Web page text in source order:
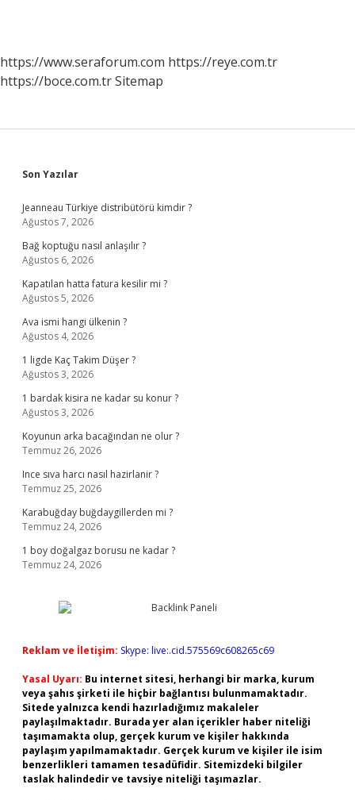
https://www.seraforum.com https://reye.com.tr
https://boce.com.trSitemap
Sidebar
Son Yazılar
Jeanneau Türkiye distribütörü kimdir ?
Ağustos 7, 2026
Bağ koptuğu nasıl anlaşılır ?
Ağustos 6, 2026
Kapatılan hatta fatura kesilir mi ?
Ağustos 5, 2026
Ava ismi hangi ülkenin ?
Ağustos 4, 2026
1 ligde Kaç Takim Düşer ?
Ağustos 3, 2026
1 bardak kisira ne kadar su konur ?
Ağustos 3, 2026
Koyunun arka bacağından ne olur ?
Temmuz 26, 2026
Ince sıva harcı nasıl hazirlanir ?
Temmuz 25, 2026
Karabuğday buğdaygillerden mi ?
Temmuz 24, 2026
1 boy doğalgaz borusu ne kadar ?
Temmuz 24, 2026
Reklam ve İletişim: Skype: live:.cid.575569c608265c69
Yasal Uyarı: Bu internet sitesi, herhangi bir marka, kurum
veya şahıs şirketi ile hiçbir bağlantısı bulunmamaktadır.
Sitede yalnızca kendi hazırladığımız makaleler
paylaşılmaktadır. Burada yer alan içerikler haber niteliği
taşımamakta olup, gerçek kurum ve kişiler hakkında
paylaşım yapılmamaktadır. Gerçek kurum ve kişiler ile isim
benzerlikleri tamamen tesadüfidir. Sitemizdeki bilgiler
taslak halindedir ve tavsiye niteliği taşımazlar.